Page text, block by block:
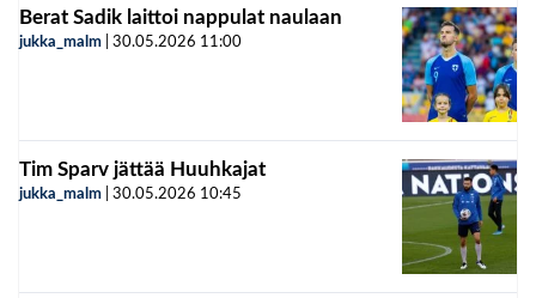
Berat Sadik laittoi nappulat naulaan
jukka_malm 30.05.2026 11:00
Tim Sparv jättää Huuhkajat
jukka_malm 30.05.2026 10:45